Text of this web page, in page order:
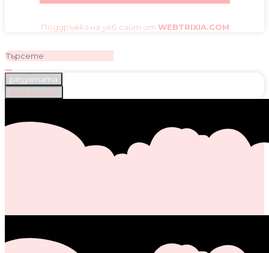
Поддръжка на уеб сайт от WEBTRIXIA.COM
резултата
Виж всички